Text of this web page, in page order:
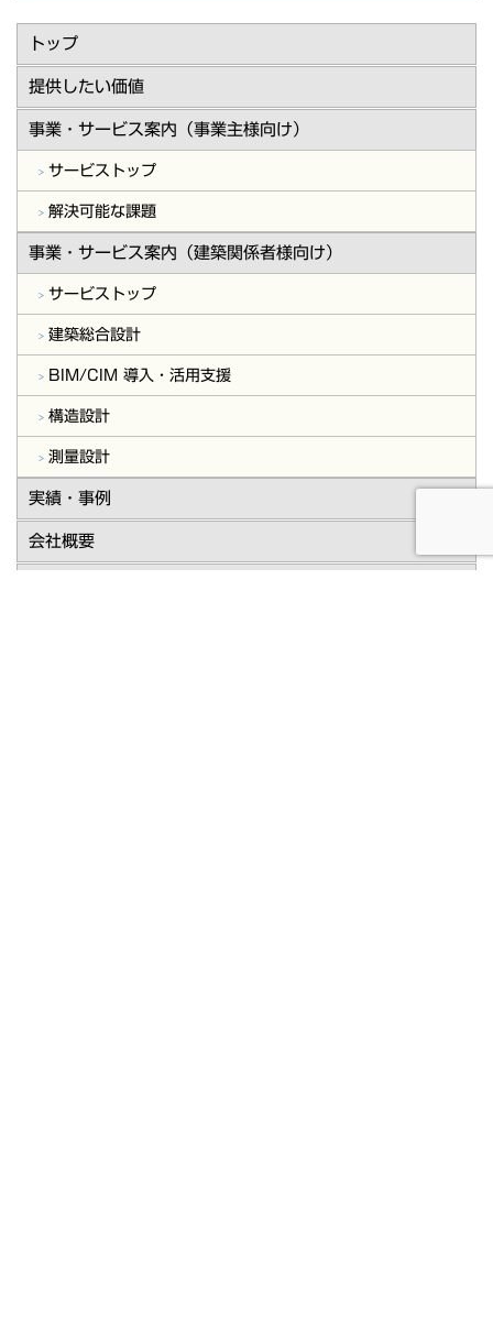
トップ
提供したい価値
事業・サービス案内（事業主様向け）
サービストップ
解決可能な課題
事業・サービス案内（建築関係者様向け）
サービストップ
建築総合設計
BIM/CIM 導入・活用支援
構造設計
測量設計
実績・事例
会社概要